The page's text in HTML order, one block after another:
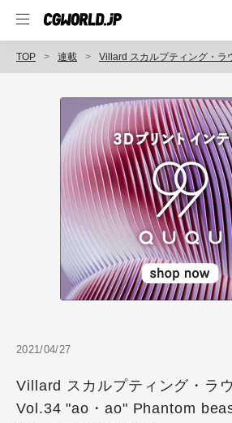
TOP 連載 Villard スカルプティング・ラ
2021/04/27
Villard スカルプティング・ラ
Vol.34 "ao・ao" Phantom